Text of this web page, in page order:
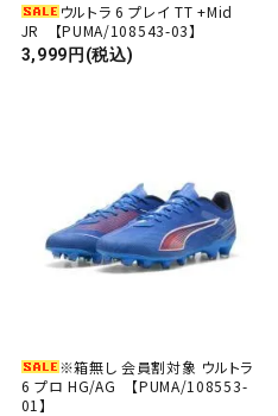
ウルトラ 6 プレイ TT +Mid
JR 【PUMA/108543-03】
3,999円(税込)
※箱無し 会員割対象 ウルトラ
6 プロ HG/AG 【PUMA/108553-
01】